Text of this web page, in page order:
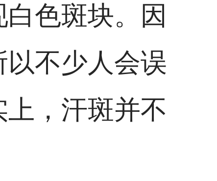
色斑块。因
不少人会误
，汗斑并不